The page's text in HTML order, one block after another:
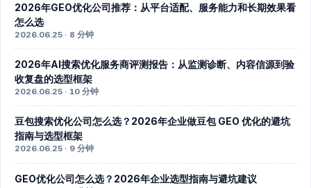
2026年GEO优化公司推荐：从平台适配、服务能力和长期效果看
怎么选
2026.06.25 · 8 分钟
2026年AI搜索优化服务商评测报告：从监测诊断、内容信源到验
收复盘的选型框架
2026.06.25 · 10 分钟
豆包搜索优化公司怎么选？2026年企业做豆包 GEO 优化的避坑
指南与选型框架
2026.06.25 · 9 分钟
GEO优化公司怎么选？2026年企业选型指南与避坑建议